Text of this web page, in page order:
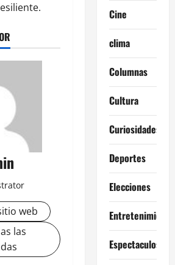
web
las
Cine
clima
Columnas
Cultura
Curiosidades
Deportes
Elecciones
Entretenimiento
Espectaculos